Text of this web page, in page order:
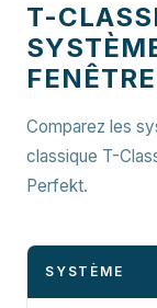
T-
Comparez les
classique T-
Perfekt.
SYSTÈME